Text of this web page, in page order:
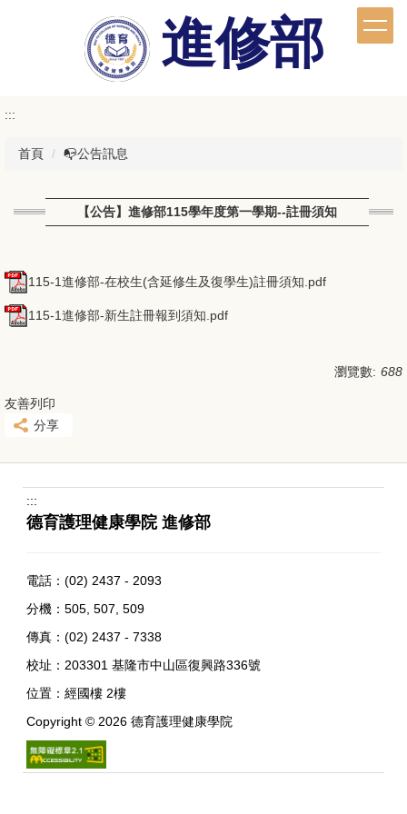
進修部
:::
首頁 📭公告訊息
【公告】進修部115學年度第一學期--註冊須知
115-1進修部-在校生(含延修生及復學生)註冊須知.pdf
115-1進修部-新生註冊報到須知.pdf
瀏覽數: 688
友善列印
分享
:::
德育護理健康學院 進修部
電話：(02) 2437 - 2093
分機：505, 507, 509
傳真：(02) 2437 - 7338
校址： 203301 基隆市中山區復興路336號
位置：經國樓 2樓
Copyright © 2026 德育護理健康學院